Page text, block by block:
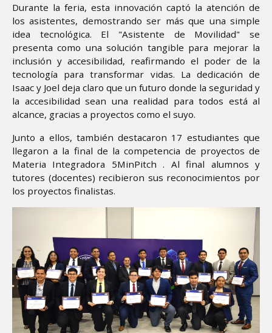
Durante la feria, esta innovación captó la atención de
los asistentes, demostrando ser más que una simple
idea tecnológica. El "Asistente de Movilidad" se
presenta como una solución tangible para mejorar la
inclusión y accesibilidad, reafirmando el poder de la
tecnología para transformar vidas. La dedicación de
Isaac y Joel deja claro que un futuro donde la seguridad y
la accesibilidad sean una realidad para todos está al
alcance, gracias a proyectos como el suyo.
Junto a ellos, también destacaron 17 estudiantes que
llegaron a la final de la competencia de proyectos de
Materia Integradora 5MinPitch . Al final alumnos y
tutores (docentes) recibieron sus reconocimientos por
los proyectos finalistas.